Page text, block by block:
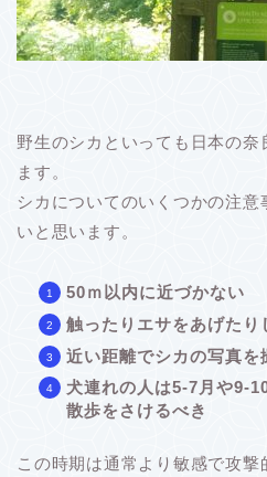
野生のシカといっても日本の
ます。
シカについてのいくつかの注意
いと思います。
50ｍ以内に近づかない
触ったりエサをあげたり
近い距離でシカの写真を
犬連れの人は5-7月や9-
散歩をさけるべき
この時期は通常より敏感で攻